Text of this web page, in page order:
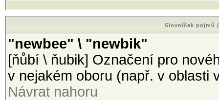
Slovníček pojmů
"newbee" \ "newbik"
[ňůbí \ ňubik] Označení pro
v nejakém oboru (např. v oblasti
Návrat nahoru